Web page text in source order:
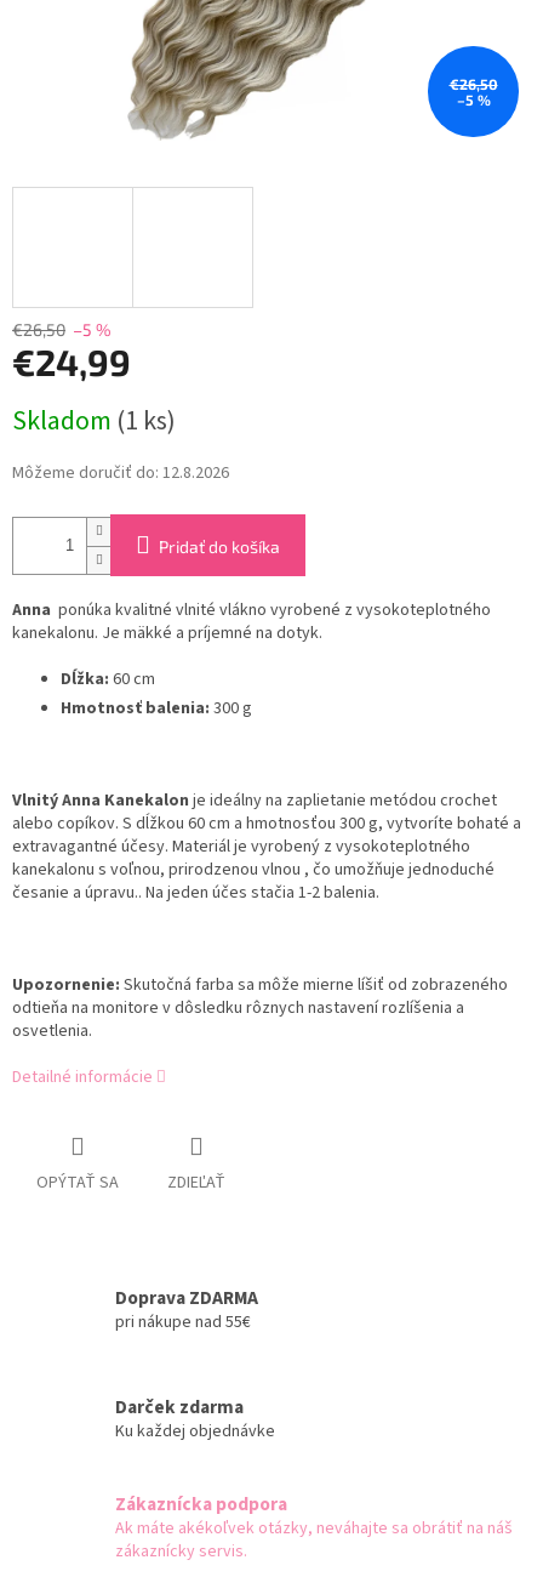
€26,50
–5 %
€26,50 –5 %
€24,99
cena:
Skladom (1 ks)
Môžeme doručiť do: 12.8.2026
Pridať do košíka
Anna ponúka kvalitné vlnité vlákno vyrobené z vysokoteplotného
kanekalonu. Je mäkké a príjemné na dotyk.
Dĺžka: 60 cm
Hmotnosť balenia: 300 g
Vlnitý Anna Kanekalon je ideálny na zaplietanie metódou crochet
alebo copíkov. S dĺžkou 60 cm a hmotnosťou 300 g, vytvoríte bohaté a
extravagantné účesy. Materiál je vyrobený z vysokoteplotného
kanekalonu s voľnou, prirodzenou vlnou , čo umožňuje jednoduché
česanie a úpravu.. Na jeden účes stačia 1-2 balenia.
Upozornenie: Skutočná farba sa môže mierne líšiť od zobrazeného
odtieňa na monitore v dôsledku rôznych nastavení rozlíšenia a
osvetlenia.
Detailné informácie
OPÝTAŤ SA ZDIEĽAŤ
Doprava ZDARMA
pri nákupe nad 55€
Darček zdarma
Ku každej objednávke
Zákaznícka podpora
Ak máte akékoľvek otázky, neváhajte sa obrátiť na náš
zákaznícky servis.